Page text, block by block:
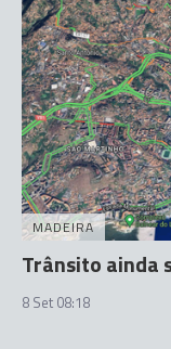
MADEIRA
Trânsito ainda
8 Set 08:18